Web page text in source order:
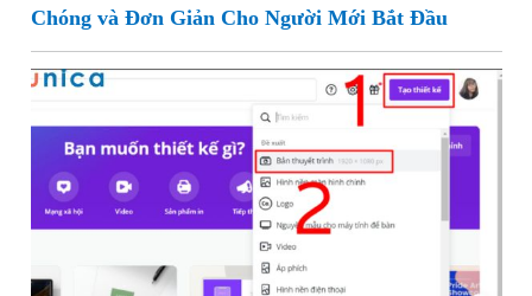
Chóng và Đơn Giản Cho Người Mới Bắt Đầu